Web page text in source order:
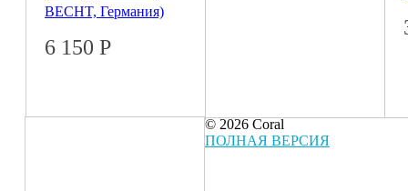
BECHT, Германия)
6 150 Р
© 2026 Coral
ПОЛНАЯ ВЕРСИЯ